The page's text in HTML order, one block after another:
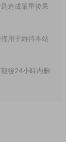
造成嚴重後果
用于維持本站
後24小時内删